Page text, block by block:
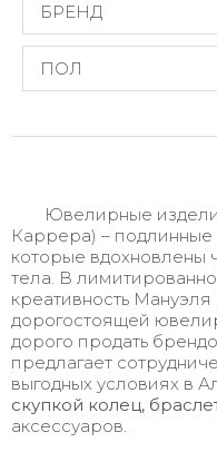
БРЕНД
ПОЛ
Ювелирные
Каррера) – подлинные
которые вдохновлены
тела. В
креативность
дорогостоящей
дорого продать
предлагает
выгодных условиях в
скупкой колец,
аксессуаров.